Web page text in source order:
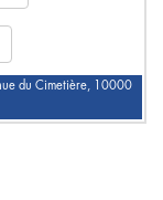
du Cimetière, 10000